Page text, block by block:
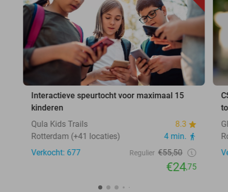
Interactieve speurtocht voor maximaal 15
kinderen
Qula Kids Trails
8.3
Rotterdam (+41 locaties)
4 min.
Verkocht: 677
Regulier €55,50
€24,75